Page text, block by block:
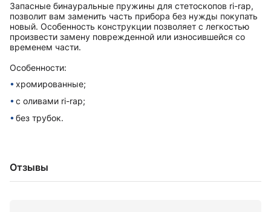
Запасные бинауральные пружины для стетоскопов ri-rap,
позволит вам заменить часть прибора без нужды покупать
новый. Особенность конструкции позволяет с легкостью
произвести замену поврежденной или износившейся со
временем части.
Особенности:
хромированные;
с оливами ri-rap;
без трубок.
Отзывы